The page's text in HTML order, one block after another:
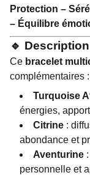
Protection –
– Équilibre
🔹 Description
Ce bracelet
complémentaires :
Turquoise
énergies,
Citrine :
abondance et
Aventurine
personnelle et